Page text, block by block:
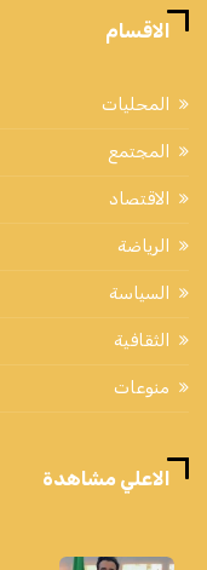
الاقسام
المحليات
المجتمع
الاقتصاد
الرياضة
السياسة
الثقافية
منوعات
الاعلي مشاهدة